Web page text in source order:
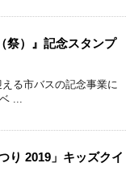
祭）』記念スタンプ
る市バスの記念事業に
...
り 2019」キッズクイ